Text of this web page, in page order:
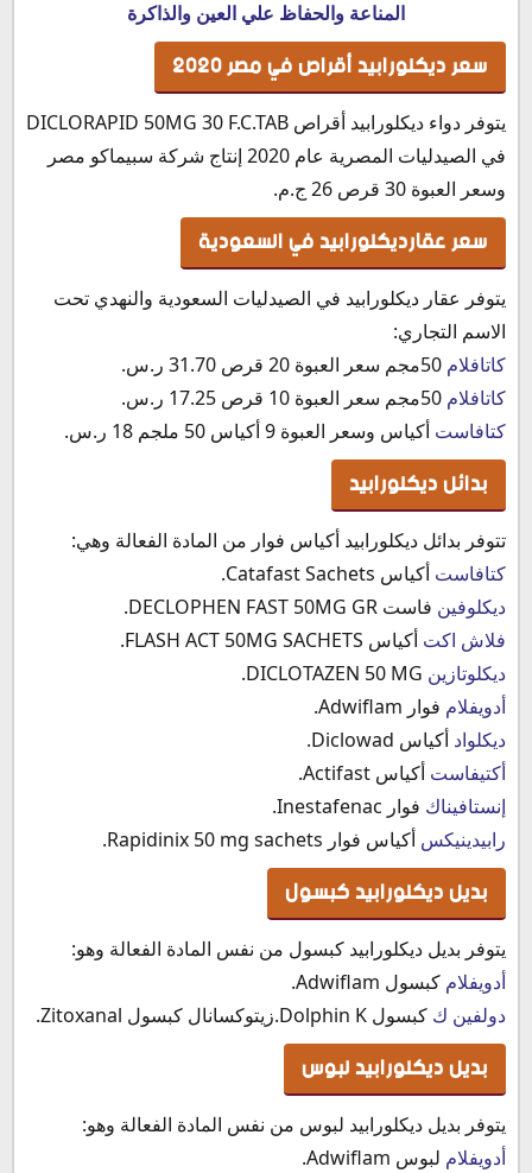
المناعة والحفاظ علي العين والذاكرة
سعر ديكلورابيد أقراص في مصر 2020
يتوفر دواء ديكلورابيد أقراص DICLORAPID 50MG 30 F.C.TAB
في الصيدليات المصرية عام 2020 إنتاج شركة سبيماكو مصر
وسعر العبوة 30 قرص 26 ج.م.
سعر عقارديكلورابيد في السعودية
يتوفر عقار ديكلورابيد في الصيدليات السعودية والنهدي تحت
الاسم التجاري:
كاتافلام
كاتافلام
كتافاست أكياس وسعر العبوة 9 أكياس 50 ملجم 18 ر.س.
بدائل ديكلورابيد
تتوفر بدائل ديكلورابيد أكياس فوار من المادة الفعالة وهي:
كتافاست أكياس Catafast Sachets.
ديكلوفين فاست DECLOPHEN FAST 50MG GR.
فلاش اكت أكياس FLASH ACT 50MG SACHETS.
ديكلوتازين
أدويفلام فوار Adwiflam.
ديكلواد أكياس Diclowad.
أكتيفاست أكياس Actifast.
إنستافيناك فوار Inestafenac.
رابيدينيكس أكياس فوار Rapidinix 50 mg sachets.
بديل ديكلورابيد كبسول
يتوفر بديل ديكلورابيد كبسول من نفس المادة الفعالة وهو:
أدويفلام كبسول Adwiflam.
دولفين ك كبسول Dolphin K.زيتوكسانال كبسول Zitoxanal.
بديل ديكلورابيد لبوس
يتوفر بديل ديكلورابيد لبوس من نفس المادة الفعالة وهو:
أدويفلام لبوس Adwiflam.